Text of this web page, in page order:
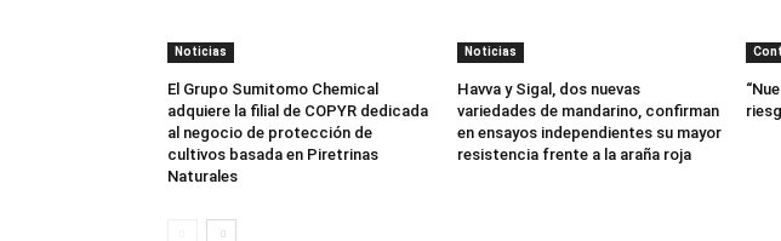
Noticias
El Grupo Sumitomo Chemical
adquiere la filial de COPYR dedicada
al negocio de protección de
cultivos basada en Piretrinas
Naturales
Noticias
Havva y Sigal, dos nuevas
variedades de mandarino, confirman
en ensayos independientes su mayor
resistencia frente a la araña roja